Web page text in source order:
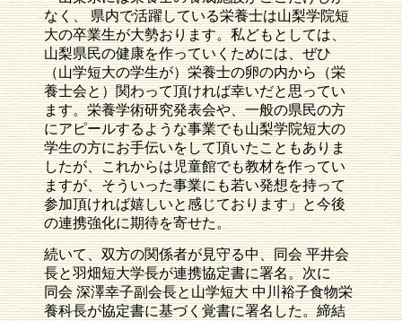
なく、 県内で活躍している栄養士は山梨学院短
大の卒業生が大勢おります。私どもとしては、
山梨県民の健康を作っていくためには、ぜひ
（山学短大の学生が）栄養士の卵の内から（栄
養士会と）関わって頂ければ幸いだと思ってい
ます。栄養学術研究発表会や、一般の県民の方
にアピールするような事業でも山梨学院短大の
学生の方にお手伝いをして頂いたこともありま
したが、これからは児童館でも教材を作ってい
ますが、そういった事業にも若い発想を持って
参加頂ければ嬉しいと感じております」と今後
の連携強化に期待を寄せた。
続いて、双方の関係者が見守る中、同会 平井会
長と羽畑短大学長が連携協定書に署名。次に
同会 深澤幸子副会長と山学短大 中川裕子食物栄
養科長が協定書に基づく覚書に署名した。締結